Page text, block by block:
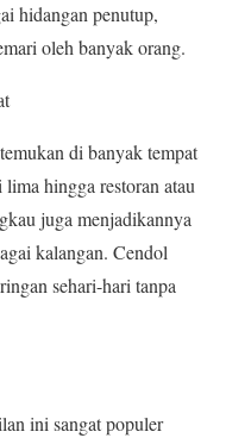
hidangan penutup,
oleh banyak orang.
di banyak tempat
hingga restoran atau
juga menjadikannya
kalangan. Cendol
sehari-hari tanpa
ini sangat populer